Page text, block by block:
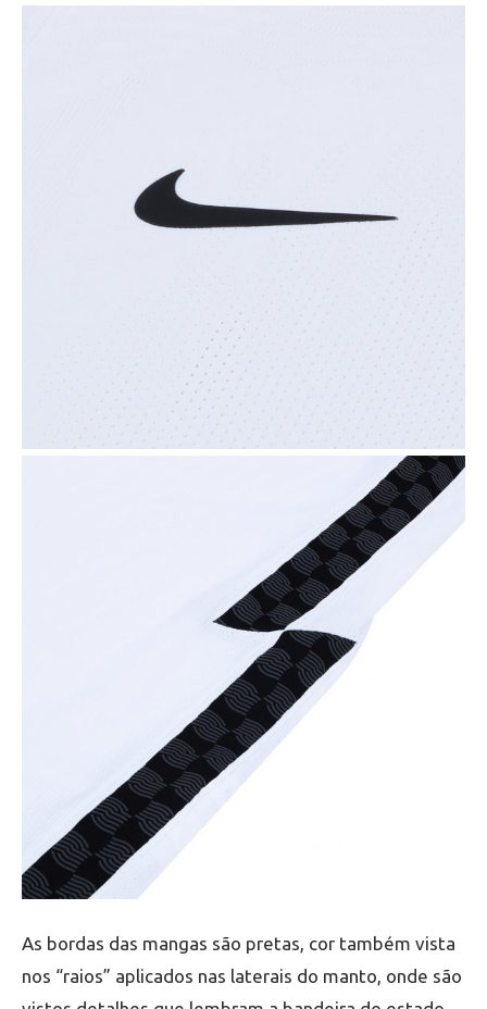
As bordas das mangas são pretas, cor também vista
nos “raios” aplicados nas laterais do manto, onde são